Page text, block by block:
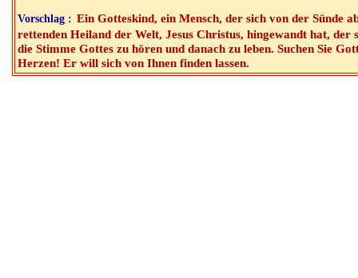
Vorschlag : Ein Gotteskind, ein Mensch, der sich von der Sünde
rettenden Heiland der Welt, Jesus Christus, hingewandt hat, der
die Stimme Gottes zu hören und danach zu leben. Suchen Sie
Herzen! Er will sich von Ihnen finden lassen.